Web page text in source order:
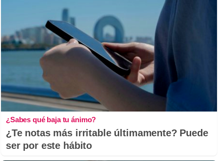
¿Sabes qué baja tu ánimo?
¿Te notas más irritable últimamente? Puede
ser por este hábito